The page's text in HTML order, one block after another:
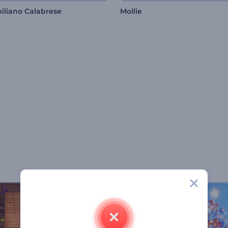
Calabrese Mollie